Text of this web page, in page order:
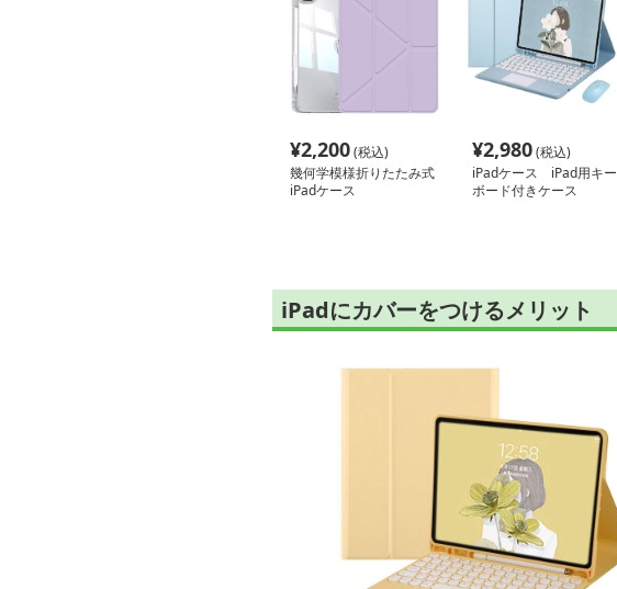
¥2,200(税込)
幾何学模様折りたたみ式
iPadケース
¥2,980(税込)
iPadケース iPad用キー
ボード付きケース
iPadにカバーをつけるメリット